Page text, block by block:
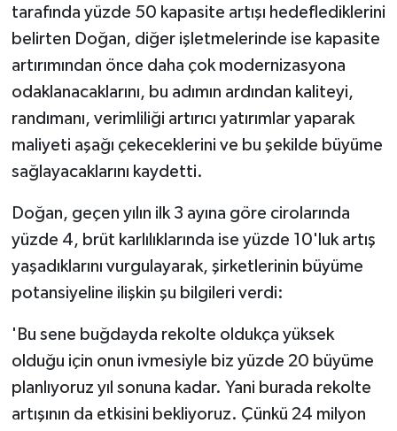
tarafında yüzde 50 kapasite artışı hedeflediklerini
belirten Doğan, diğer işletmelerinde ise kapasite
artırımından önce daha çok modernizasyona
odaklanacaklarını, bu adımın ardından kaliteyi,
randımanı, verimliliği artırıcı yatırımlar yaparak
maliyeti aşağı çekeceklerini ve bu şekilde büyüme
sağlayacaklarını kaydetti.
Doğan, geçen yılın ilk 3 ayına göre cirolarında
yüzde 4, brüt karlılıklarında ise yüzde 10'luk artış
yaşadıklarını vurgulayarak, şirketlerinin büyüme
potansiyeline ilişkin şu bilgileri verdi:
'Bu sene buğdayda rekolte oldukça yüksek
olduğu için onun ivmesiyle biz yüzde 20 büyüme
planlıyoruz yıl sonuna kadar. Yani burada rekolte
artışının da etkisini bekliyoruz. Çünkü 24 milyon